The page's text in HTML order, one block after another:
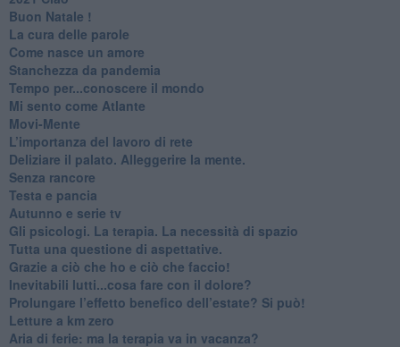
Buon Natale !
​La cura delle parole
​Come nasce un amore
Stanchezza da pandemia
​Tempo per...conoscere il mondo
​Mi sento come Atlante
​Movi-Mente
​L’importanza del lavoro di rete
​Deliziare il palato. Alleggerire la mente.
​Senza rancore
​Testa e pancia
​Autunno e serie tv
​Gli psicologi. La terapia. La necessità di spazio
​Tutta una questione di aspettative.
​Grazie a ciò che ho e ciò che faccio!
​Inevitabili lutti...cosa fare con il dolore?
Prolungare l’effetto benefico dell’estate? Si può!
​Letture a km zero
​Aria di ferie: ma la terapia va in vacanza?